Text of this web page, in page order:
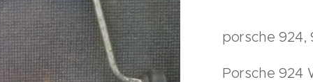
porsche 924,
Porsche 924